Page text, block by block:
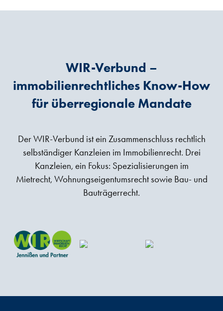
WIR-Verbund –
immobilienrechtliches Know-How
für überregionale Mandate
Der WIR-Verbund ist ein Zusammenschluss rechtlich
selbständiger Kanzleien im Immobilienrecht. Drei
Kanzleien, ein Fokus: Spezialisierungen im
Mietrecht, Wohnungseigentumsrecht sowie Bau- und
Bauträgerrecht.